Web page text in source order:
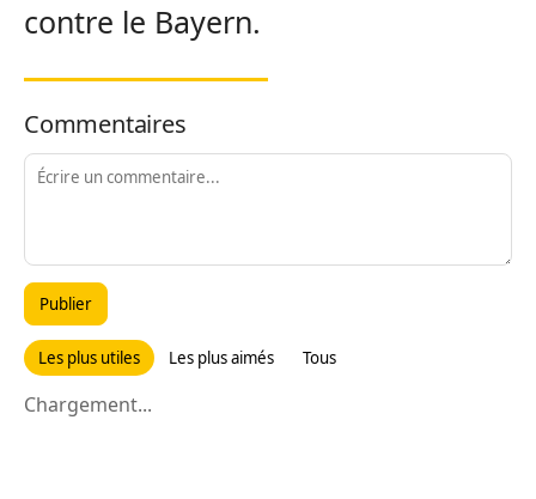
contre le Bayern.
Commentaires
Publier
Les plus utiles Les plus aimés Tous
Chargement...